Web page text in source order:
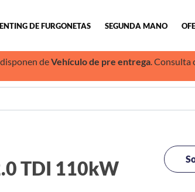
DE FURGONETAS SEGUNDA MANO
deVehículo de pre entrega. Consulta
TDI 110kW